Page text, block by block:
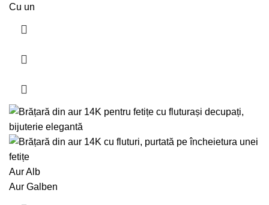
Cu un
Aur Alb
Aur Galben